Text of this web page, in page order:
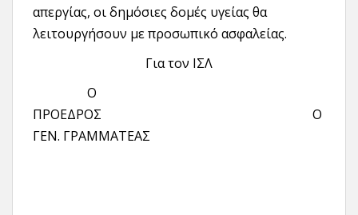
απεργίας, οι δημόσιες δομές υγείας θα
λειτουργήσουν με προσωπικό ασφαλείας.
Για τον ΙΣΛ
Ο
ΠΡΟΕΔΡΟΣ Ο
ΓΕΝ. ΓΡΑΜΜΑΤΕΑΣ